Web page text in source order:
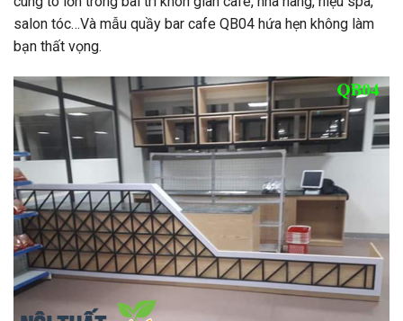
salon tóc…Và mẫu quầy bar cafe QB04 hứa hẹn không làm
bạn thất vọng.